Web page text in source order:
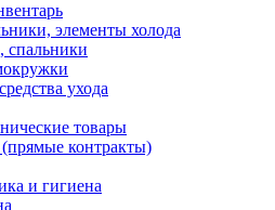
элементы холода
спальники
ухода
товары
контракты)
и гигиена